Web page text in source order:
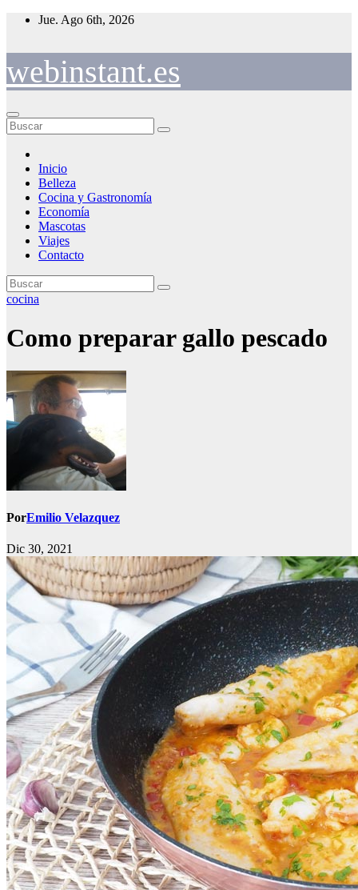
Saltar
Jue. Ago 6th, 2026
webinstant.es
Inicio
Belleza
Cocina y Gastronomía
Economía
Mascotas
Viajes
Contacto
cocina
Como preparar gallo pescado
PorEmilio Velazquez
Dic 30, 2021